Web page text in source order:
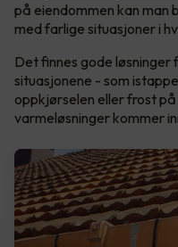
på eiendommen kan man
med farlige situasjoner i
Det finnes gode
situasjonene - som
oppkjørselen eller frost
varmeløsninger kommer